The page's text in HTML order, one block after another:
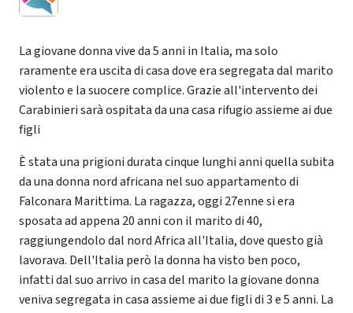
La giovane donna vive da 5 anni in Italia, ma solo
raramente era uscita di casa dove era segregata dal marito
violento e la suocere complice. Grazie all'intervento dei
Carabinieri sarà ospitata da una casa rifugio assieme ai due
figli
È stata una prigioni durata cinque lunghi anni quella subita
da una donna nord africana nel suo appartamento di
Falconara Marittima. La ragazza, oggi 27enne si era
sposata ad appena 20 anni con il marito di 40,
raggiungendolo dal nord Africa all'Italia, dove questo già
lavorava. Dell'Italia però la donna ha visto ben poco,
infatti dal suo arrivo in casa del marito la giovane donna
veniva segregata in casa assieme ai due figli di 3 e 5 anni. La